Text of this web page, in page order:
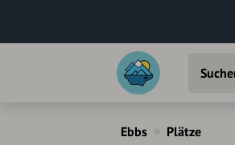
Ebbs Plätze